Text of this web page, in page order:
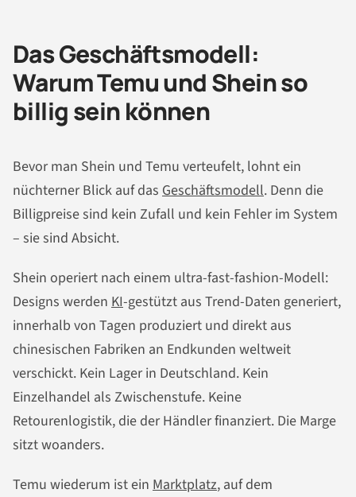
Das Geschäftsmodell:
Warum Temu und Shein so
billig sein können
Bevor man Shein und Temu verteufelt, lohnt ein
nüchterner Blick auf das Geschäftsmodell. Denn die
Billigpreise sind kein Zufall und kein Fehler im System
– sie sind Absicht.
Shein operiert nach einem ultra-fast-fashion-Modell:
Designs werden KI-gestützt aus Trend-Daten generiert,
innerhalb von Tagen produziert und direkt aus
chinesischen Fabriken an Endkunden weltweit
verschickt. Kein Lager in Deutschland. Kein
Einzelhandel als Zwischenstufe. Keine
Retourenlogistik, die der Händler finanziert. Die Marge
sitzt woanders.
Temu wiederum ist ein Marktplatz, auf dem